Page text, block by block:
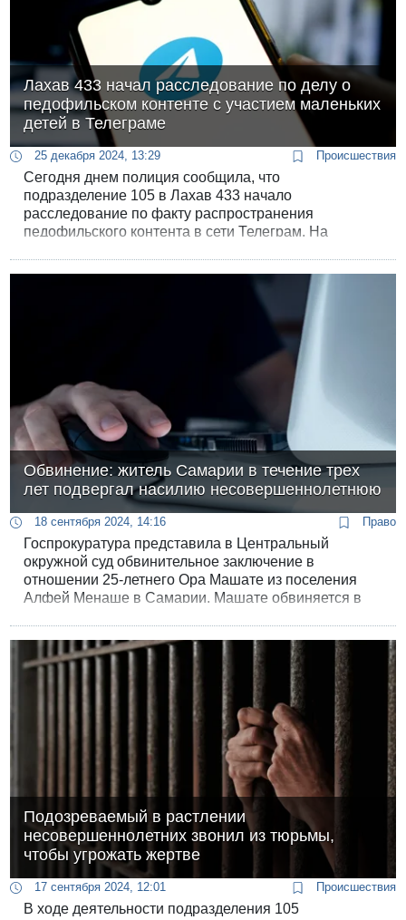
Лахав 433 начал расследование по делу о
педофильском контенте с участием маленьких
детей в Телеграме
25 декабря 2024, 13:29 Происшествия
Сегодня днем полиция сообщила, что
подразделение 105 в Лахав 433 начало
расследование по факту распространения
педофильского контента в сети Телеграм. На
совсем маленьких детей. К делу подключен
Обвинение: житель Самарии в течение трех
лет подвергал насилию несовершеннолетнюю
18 сентября 2024, 14:16 Право
Госпрокуратура представила в Центральный
окружной суд обвинительное заключение в
отношении 25-летнего Ора Машате из поселения
Алфей Менаше в Самарии. Машате обвиняется в
Подозреваемый в растлении
несовершеннолетних звонил из тюрьмы,
чтобы угрожать жертве
17 сентября 2024, 12:01 Происшествия
В ходе деятельности подразделения 105